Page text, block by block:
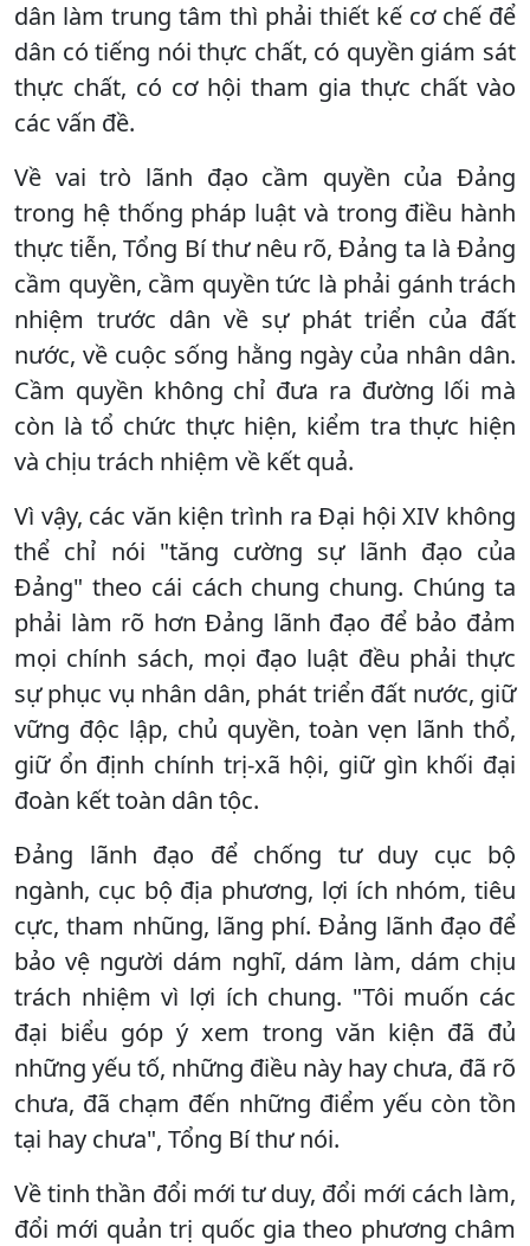
dân làm trung tâm thì phải thiết kế cơ chế để
dân có tiếng nói thực chất, có quyền giám sát
thực chất, có cơ hội tham gia thực chất vào
các vấn đề.
Về vai trò lãnh đạo cầm quyền của Đảng
trong hệ thống pháp luật và trong điều hành
thực tiễn, Tổng Bí thư nêu rõ, Đảng ta là Đảng
cầm quyền, cầm quyền tức là phải gánh trách
nhiệm trước dân về sự phát triển của đất
nước, về cuộc sống hằng ngày của nhân dân.
Cầm quyền không chỉ đưa ra đường lối mà
còn là tổ chức thực hiện, kiểm tra thực hiện
và chịu trách nhiệm về kết quả.
Vì vậy, các văn kiện trình ra Đại hội XIV không
thể chỉ nói "tăng cường sự lãnh đạo của
Đảng" theo cái cách chung chung. Chúng ta
phải làm rõ hơn Đảng lãnh đạo để bảo đảm
mọi chính sách, mọi đạo luật đều phải thực
sự phục vụ nhân dân, phát triển đất nước, giữ
vững độc lập, chủ quyền, toàn vẹn lãnh thổ,
giữ ổn định chính trị-xã hội, giữ gìn khối đại
đoàn kết toàn dân tộc.
Đảng lãnh đạo để chống tư duy cục bộ
ngành, cục bộ địa phương, lợi ích nhóm, tiêu
cực, tham nhũng, lãng phí. Đảng lãnh đạo để
bảo vệ người dám nghĩ, dám làm, dám chịu
trách nhiệm vì lợi ích chung. "Tôi muốn các
đại biểu góp ý xem trong văn kiện đã đủ
những yếu tố, những điều này hay chưa, đã rõ
chưa, đã chạm đến những điểm yếu còn tồn
tại hay chưa", Tổng Bí thư nói.
Về tinh thần đổi mới tư duy, đổi mới cách làm,
đổi mới quản trị quốc gia theo phương châm